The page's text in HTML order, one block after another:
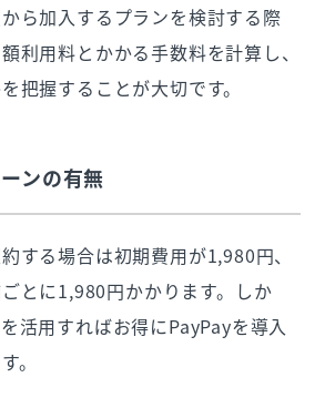
ら加入するプランを検討する際
利用料とかかる手数料を計算し、
把握することが大切です。
ンの有無
する場合は初期費用が1,980円、
とに1,980円かかります。しか
活用すればお得にPayPayを導入
。